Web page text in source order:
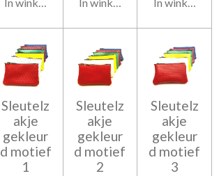
Sleutelz
akje
gekleur
d motief
1
Sleutelz
akje
gekleur
d motief
2
Sleutelz
akje
gekleur
d motief
3